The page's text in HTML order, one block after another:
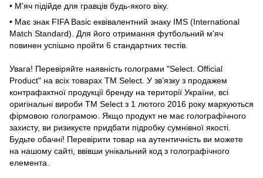
• М'яч підійде для гравців будь-якого віку.
• Має знак FIFA Basic еквівалентний знаку IMS (International
Match Standard). Для його отримання футбольний м'яч
повинен успішно пройти 6 стандартних тестів.
Увага! Перевіряйте наявність голограми "Select. Official
Product" на всіх товарах TM Select. У зв’язку з продажем
контрафактної продукції бренду на території України, всі
оригінальні вироби TM Select з 1 лютого 2016 року маркуються
фірмовою голограмою. Якщо продукт не має голографічного
захисту, ви ризикуєте придбати підробку сумнівної якості.
Будьте обачні! Перевірити товар на аутентичність ви можете
на нашому сайті, ввівши унікальний код з голографічного
елемента.